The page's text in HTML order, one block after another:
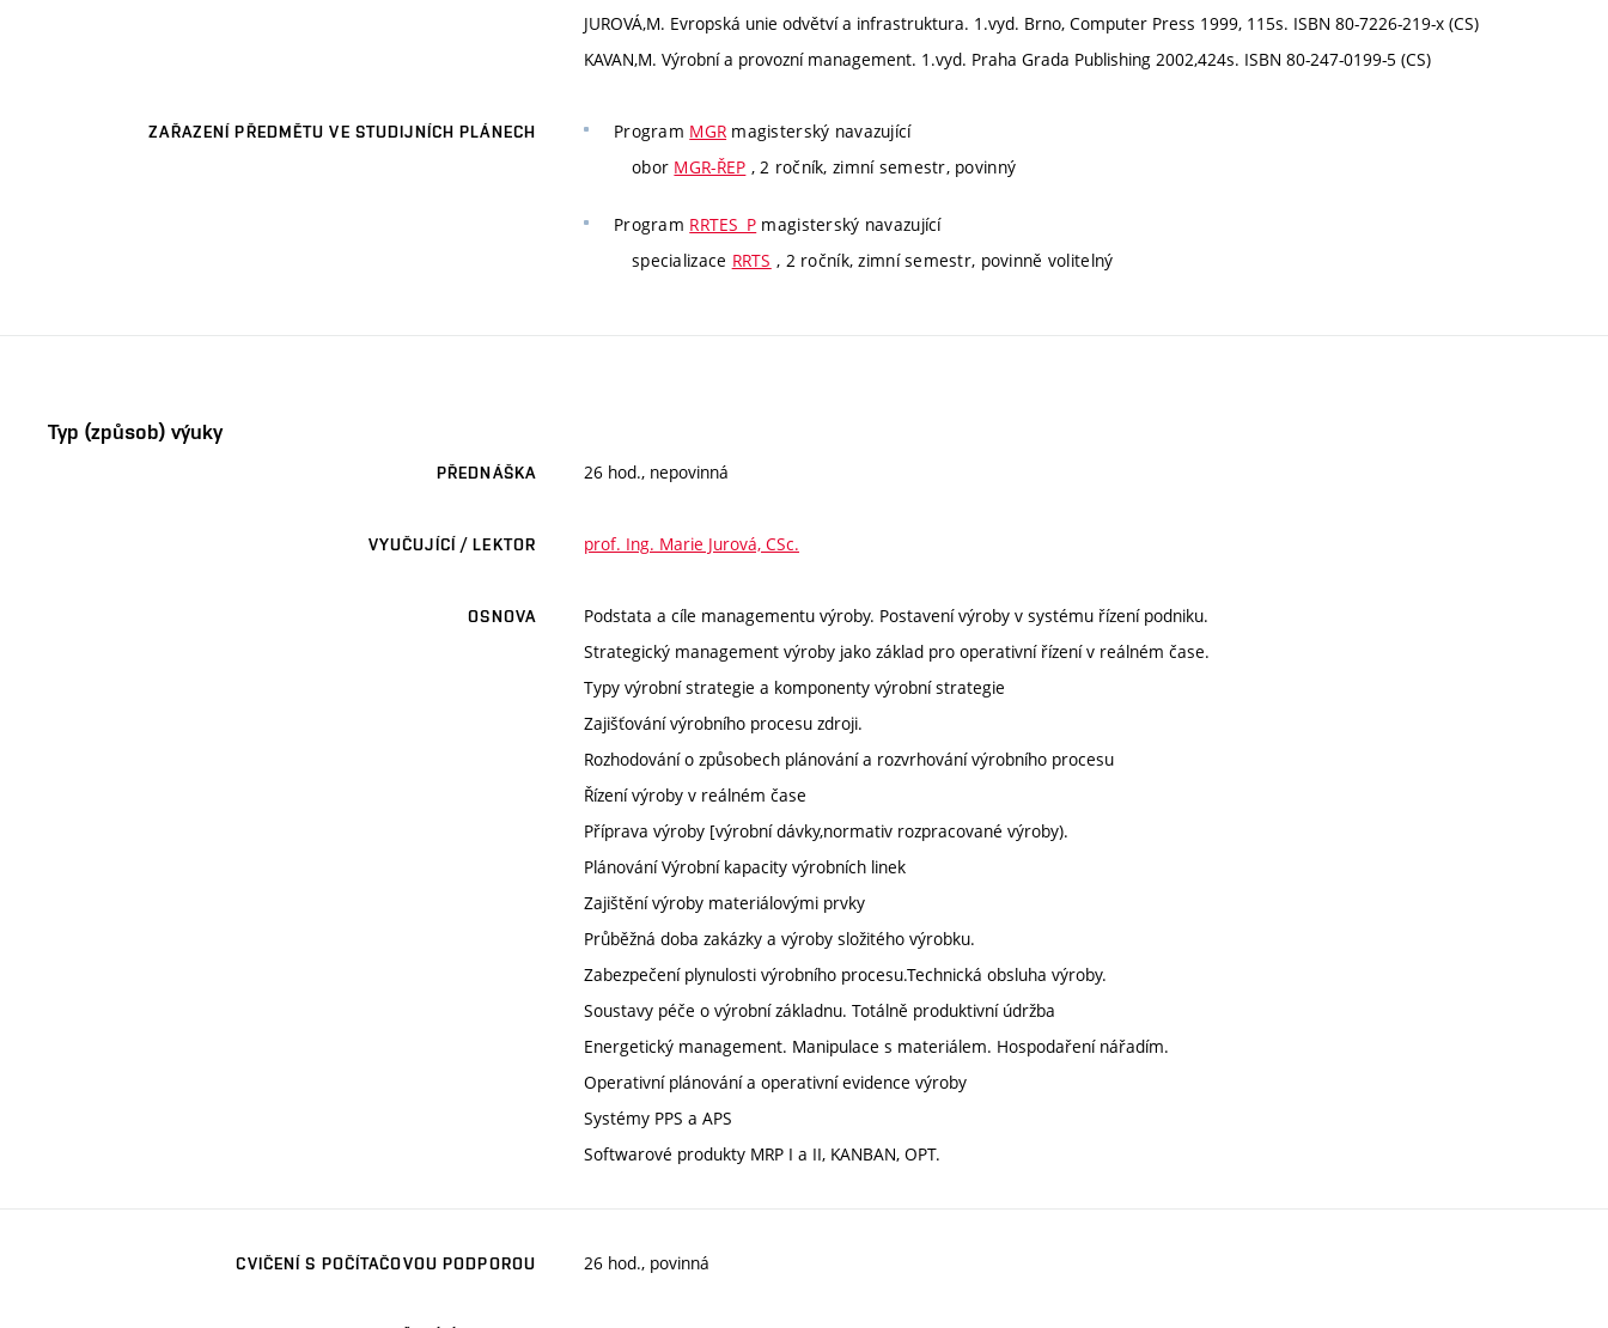
JUROVÁ,M. Evropská unie odvětví a infrastruktura. 1.vyd. Brno, Computer Press 1999, 115s. ISBN 80-7226-219-x (CS)
KAVAN,M. Výrobní a provozní management. 1.vyd. Praha Grada Publishing 2002,424s. ISBN 80-247-0199-5 (CS)
ZAŘAZENÍ PŘEDMĚTU VE STUDIJNÍCH PLÁNECH Program MGR magisterský navazující
obor MGR-ŘEP , 2 ročník, zimní semestr, povinný
Program RRTES_P magisterský navazující
specializace RRTS , 2 ročník, zimní semestr, povinně volitelný
Typ (způsob) výuky
PŘEDNÁŠKA 26 hod., nepovinná
VYUČUJÍCÍ / LEKTOR prof. Ing. Marie Jurová, CSc.
OSNOVA
Podstata a cíle managementu výroby. Postavení výroby v systému řízení podniku.
Strategický management výroby jako základ pro operativní řízení v reálném čase.
Typy výrobní strategie a komponenty výrobní strategie
Zajišťování výrobního procesu zdroji.
Rozhodování o způsobech plánování a rozvrhování výrobního procesu
Řízení výroby v reálném čase
Příprava výroby [výrobní dávky,normativ rozpracované výroby).
Plánování Výrobní kapacity výrobních linek
Zajištění výroby materiálovými prvky
Průběžná doba zakázky a výroby složitého výrobku.
Zabezpečení plynulosti výrobního procesu.Technická obsluha výroby.
Soustavy péče o výrobní základnu. Totálně produktivní údržba
Energetický management. Manipulace s materiálem. Hospodaření nářadím.
Operativní plánování a operativní evidence výroby
Systémy PPS a APS
Softwarové produkty MRP I a II, KANBAN, OPT.
CVIČENÍ S POČÍTAČOVOU PODPOROU 26 hod., povinná